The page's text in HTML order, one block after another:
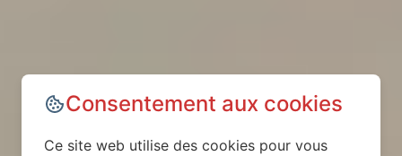
Consentement aux cookies
Ce site web utilise des cookies pour vous